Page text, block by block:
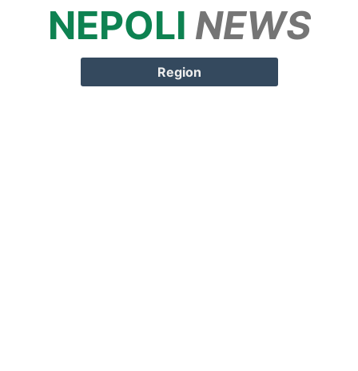
NEPOLI NEWS
Region